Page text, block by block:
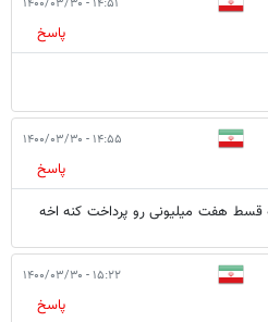
پاسخ
۱۴:۵۵ - ۱۴۰۰/۰۳/۳۰
پاسخ
قسط هفت میلیونی رو پرداخت کنه اخه
۱۵:۲۲ - ۱۴۰۰/۰۳/۳۰
پاسخ